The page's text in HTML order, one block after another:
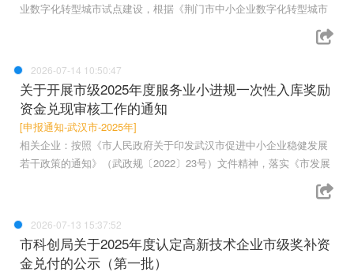
业数字化转型城市试点建设，根据《荆门市中小企业数字化转型城市
2026-07-14 10:50:47
关于开展市级2025年度服务业小进规一次性入库奖励
资金兑现审核工作的通知
[申报通知-武汉市-2025年]
相关企业：按照《市人民政府关于印发武汉市促进中小企业稳健发展
若干政策的通知》（武政规〔2022〕23号）文件精神，落实《市发展
2026-07-13 15:37:52
市科创局关于2025年度认定高新技术企业市级奖补资
金兑付的公示（第一批）